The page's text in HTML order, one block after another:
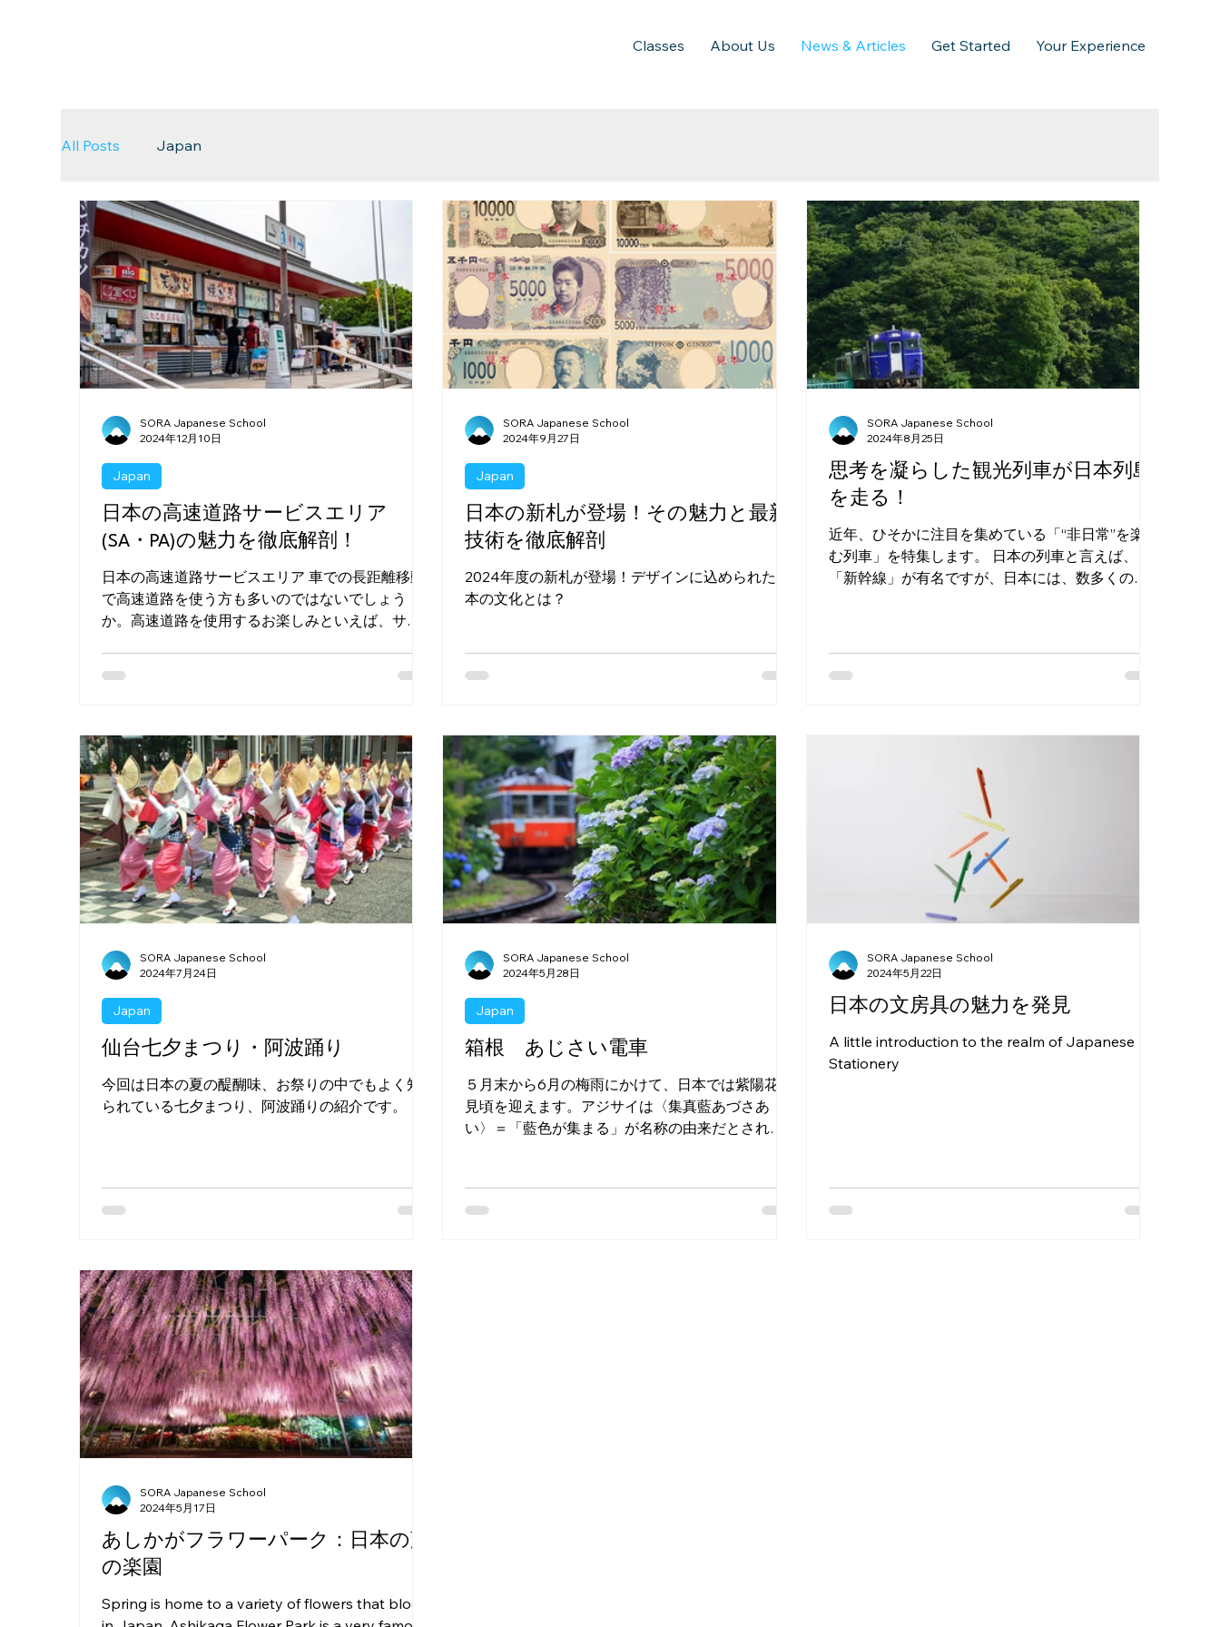
Classes About Us News & Articles Get Started Your Experience
All Posts Japan
日本の高速道路サービスエリア
(SA・PA)の魅力を徹底解剖！
日本の高速道路サービスエリア 車での長距離移動
で高速道路を使う方も多いのではないでしょう
か。高速道路を使用するお楽しみといえば、サー
場所とあなどるなかれ！そこは地域の魅力が詰ま
Japan
SORA Japanese School
2024年12月10日
日本の新札が登場！その魅力と最新
技術を徹底解剖
2024年度の新札が登場！デザインに込められた日
本の文化とは？
Japan
SORA Japanese School
2024年9月27日
思考を凝らした観光列車が日本列島
を走る！
近年、ひそかに注目を集めている「“非日常”を楽し
む列車」を特集します。 日本の列車と言えば、
「新幹線」が有名ですが、日本には、数多くの観
SORA Japanese School
2024年8月25日
仙台七夕まつり・阿波踊り
今回は日本の夏の醍醐味、お祭りの中でもよく知
られている七夕まつり、阿波踊りの紹介です。
Japan
SORA Japanese School
2024年7月24日
箱根 あじさい電車
５月末から6月の梅雨にかけて、日本では紫陽花が
見頃を迎えます。アジサイは〈集真藍あづさあ
い〉＝「藍色が集まる」が名称の由来だとされて
す。紫陽花は酸性の土では青みが強くなり、アル
カリ性の土で...
Japan
SORA Japanese School
2024年5月28日
日本の文房具の魅力を発見
A little introduction to the realm of Japanese
Stationery
SORA Japanese School
2024年5月22日
あしかがフラワーパーク：日本の藤
の楽園
Spring is home to a variety of flowers that bloom
SORA Japanese School
2024年5月17日